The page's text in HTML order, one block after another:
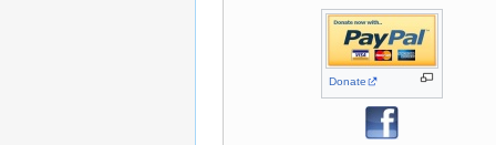
Donate